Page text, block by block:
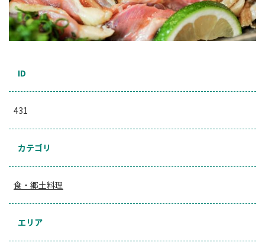
ID
431
カテゴリ
食・郷土料理
エリア